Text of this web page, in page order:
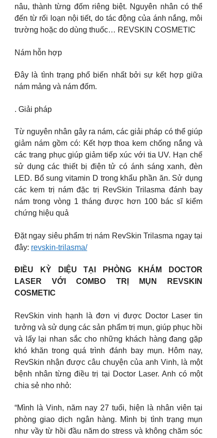
nâu, thành từng đốm riêng biệt. Nguyên nhân có thể
đến từ rối loạn nội tiết, do tác động của ánh nắng, môi
trường hoặc do dùng thuốc… REVSKIN COSMETIC
Nám hỗn hợp
Đây là tình trạng phổ biến nhất bởi sự kết hợp giữa
nám mảng và nám đốm.
. Giải pháp
Từ nguyên nhân gây ra nám, các giải pháp có thể giúp
giảm nám gồm có: Kết hợp thoa kem chống nắng và
các trang phục giúp giảm tiếp xúc với tia UV. Hạn chế
sử dụng các thiết bị điện tử có ánh sáng xanh, đèn
LED. Bổ sung vitamin D trong khẩu phần ăn. Sử dụng
các kem trị nám đặc trị RevSkin Trilasma đánh bay
nám trong vòng 1 tháng được hơn 100 bác sĩ kiểm
chứng hiệu quả
Đặt ngay siêu phẩm trị nám RevSkin Trilasma ngay tại
đây: revskin-trilasma/
ĐIỀU KỲ DIỆU TẠI PHÒNG KHÁM DOCTOR
LASER VỚI COMBO TRỊ MỤN REVSKIN
COSMETIC
RevSkin vinh hạnh là đơn vị được Doctor Laser tin
tưởng và sử dụng các sản phẩm trị mụn, giúp phục hồi
và lấy lại nhan sắc cho những khách hàng đang gặp
khó khăn trong quá trình đánh bay mụn. Hôm nay,
RevSkin nhận được câu chuyện của anh Vinh, là một
bệnh nhân từng điều trị tại Doctor Laser. Anh có một
chia sẻ nho nhỏ:
“Mình là Vinh, năm nay 27 tuổi, hiện là nhân viên tại
phòng giao dịch ngân hàng. Mình bị tình trạng mụn
như vầy từ hồi đầu năm do stress và không chăm sóc